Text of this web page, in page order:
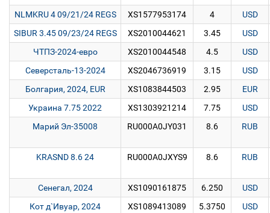
NLMKRU 4 09/21/24 REGS XS1577953174 4
USD
SIBUR 3.45 09/23/24 REGS
XS2010044621 3.45
USD
ЧТПЗ-2024-евро
XS2010044548 4.5
USD
Северсталь-13-2024
XS2046736919 3.15
USD
Болгария, 2024, EUR
XS1083844503 2.95
EUR
Украина 7.75 2022
XS1303921214 7.75
USD
Марий Эл-35008
RU000A0JY031 8.6 RUB
KRASND 8.6 24 RU000A0JXYS9 8.6 RUB
Сенегал, 2024 XS1090161875 6.250
USD
Кот д`Ивуар, 2024
XS1089413089 5.3750
USD